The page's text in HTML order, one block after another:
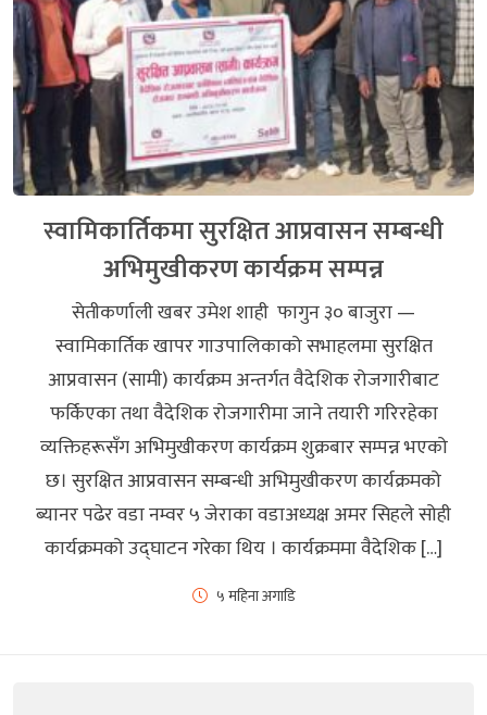
स्वामिकार्तिकमा सुरक्षित आप्रवासन सम्बन्धी
अभिमुखीकरण कार्यक्रम सम्पन्न
सेतीकर्णाली खबर उमेश शाही फागुन ३० बाजुरा —
स्वामिकार्तिक खापर गाउपालिकाको सभाहलमा सुरक्षित
आप्रवासन (सामी) कार्यक्रम अन्तर्गत वैदेशिक रोजगारीबाट
फर्किएका तथा वैदेशिक रोजगारीमा जाने तयारी गरिरहेका
व्यक्तिहरूसँग अभिमुखीकरण कार्यक्रम शुक्रबार सम्पन्न भएको
छ। सुरक्षित आप्रवासन सम्बन्धी अभिमुखीकरण कार्यक्रमको
ब्यानर पढेर वडा नम्वर ५ जेराका वडाअध्यक्ष अमर सिहले सोही
कार्यक्रमको उद्घाटन गरेका थिय । कार्यक्रममा वैदेशिक […]
५ महिना अगाडि